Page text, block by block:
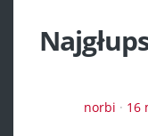
norbi · 16